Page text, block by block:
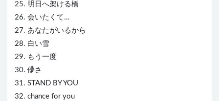
25. 明日へ架ける橋
26. 会いたくて…
27. あなたがいるから
28. 白い雪
29. もう一度
30. 儚さ
31. STAND BY YOU
32. chance for you